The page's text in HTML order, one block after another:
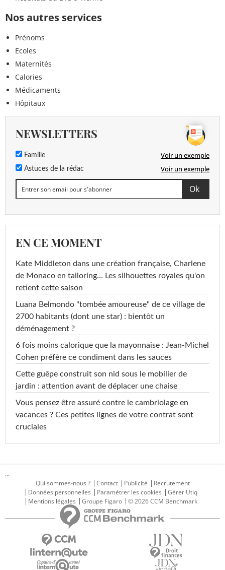
Nos autres services
Prénoms
Ecoles
Maternités
Calories
Médicaments
Hôpitaux
NEWSLETTERS
Famille Voir un exemple
Astuces de la rédac Voir un exemple
EN CE MOMENT
Kate Middleton dans une création française, Charlene
de Monaco en tailoring… Les silhouettes royales qu'on
retient cette saison
Luana Belmondo "tombée amoureuse" de ce village de
2700 habitants (dont une star) : bientôt un
déménagement ?
6 fois moins calorique que la mayonnaise : Jean-Michel
Cohen préfère ce condiment dans les sauces
Cette guêpe construit son nid sous le mobilier de
jardin : attention avant de déplacer une chaise
Vous pensez être assuré contre le cambriolage en
vacances ? Ces petites lignes de votre contrat sont
cruciales
...
Qui sommes-nous ?
Contact Publicité
Recrutement
Données personnelles
Paramétrer les cookies
Gérer Utiq
Mentions légales
Groupe Figaro © 2026 CCM Benchmark